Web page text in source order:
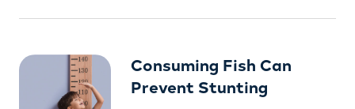
Consuming Fish Can
Prevent Stunting